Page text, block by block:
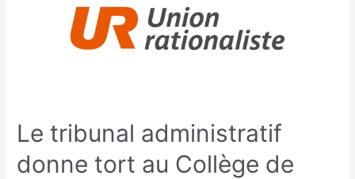
Le tribunal administratif
donne tort au Collège de